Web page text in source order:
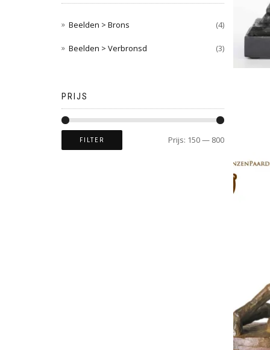
Beelden > Brons (4)
Beelden > Verbronsd (3)
PRIJS
FILTER Prijs: 150— 800